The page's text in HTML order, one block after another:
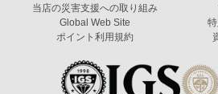
当店の災害支援への取り組み
Global Web Site
ポイント利用規約